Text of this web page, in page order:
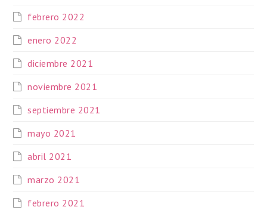
febrero 2022
enero 2022
diciembre 2021
noviembre 2021
septiembre 2021
mayo 2021
abril 2021
marzo 2021
febrero 2021